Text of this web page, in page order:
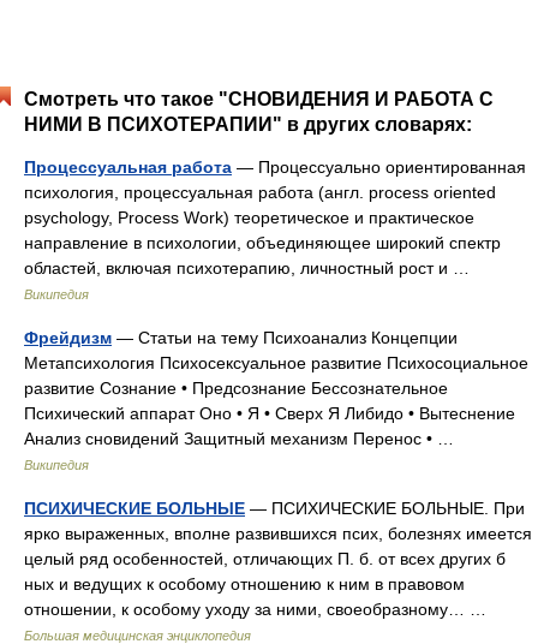
Смотреть что такое "СНОВИДЕНИЯ И РАБОТА С
НИМИ В ПСИХОТЕРАПИИ" в других словарях:
Процессуальная работа — Процессуально ориентированная
психология, процессуальная работа (англ. process oriented
psychology, Process Work) теоретическое и практическое
направление в психологии, объединяющее широкий спектр
областей, включая психотерапию, личностный рост и …
Википедия
Фрейдизм — Статьи на тему Психоанализ Концепции
Метапсихология Психосексуальное развитие Психосоциальное
развитие Сознание • Предсознание Бессознательное
Психический аппарат Оно • Я • Сверх Я Либидо • Вытеснение
Анализ сновидений Защитный механизм Перенос • …
Википедия
ПСИХИЧЕСКИЕ БОЛЬНЫЕ — ПСИХИЧЕСКИЕ БОЛЬНЫЕ. При
ярко выраженных, вполне развившихся псих, болезнях имеется
целый ряд особенностей, отличающих П. б. от всех других б
ных и ведущих к особому отношению к ним в правовом
отношении, к особому уходу за ними, своеобразному… …
Большая медицинская энциклопедия